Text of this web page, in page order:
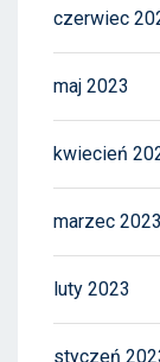
czerwiec
maj 2023
kwiecień
marzec 2023
luty 2023
styczeń